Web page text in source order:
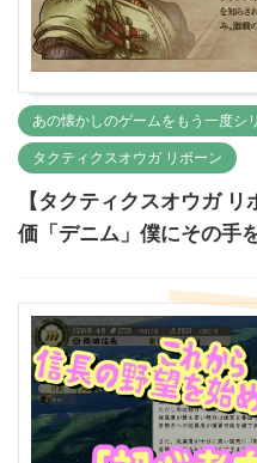
あの懐かしのゲームをもう一度シ
タクティクスオウガ リボーン
【タクティクスオウガ
価「デニム」僕にその手